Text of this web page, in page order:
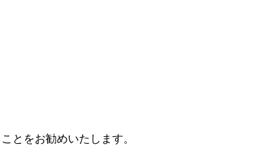
とをお勧めいたします。